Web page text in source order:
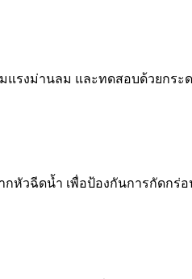
แรงม่านลม และทดสอบด้วยกร
หัวฉีดน้ำ เพื่อป้องกันการกัดกร่อ